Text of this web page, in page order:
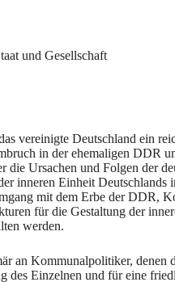
und Gesellschaft
vereinigte Deutschland ein
in der ehemaligen DDR
die Ursachen und Folgen der
inneren Einheit
mit dem Erbe der DDR,
für die Gestaltung der
werden.
an Kommunalpolitiker,
des Einzelnen und für eine